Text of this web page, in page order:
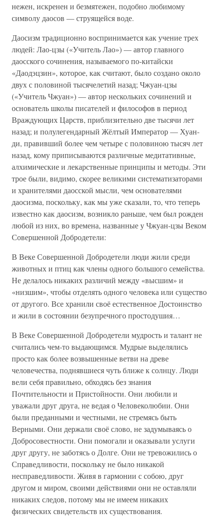
нежен, искренен и безмятежен, подобно любимому
символу даосов — струящейся воде.
Даосизм традиционно воспринимается как учение трех
людей: Лао-цзы («Учитель Лао») — автор главного
даосского сочинения, называемого по-китайски
«Даодэцзин», которое, как считают, было создано около
двух с половиной тысячелетий назад; Чжуан-цзы
(«Учитель Чжуан») — автор нескольких сочинений и
основатель школы писателей и философов в период
Враждующих Царств, приблизительно две тысячи лет
назад; и полулегендарный Жёлтый Император — Хуан-
ди, правивший более чем четыре с половиною тысяч лет
назад, кому приписываются различные медитативные,
алхимические и лекарственные принципы и методы. Эти
трое были, видимо, скорее великими систематизаторами
и хранителями даосской мысли, чем основателями
даосизма, поскольку, как мы уже сказали, то, что теперь
известно как даосизм, возникло раньше, чем был рожден
любой из них, во времена, названные у Чжуан-цзы Веком
Совершенной Добродетели:
В Веке Совершенной Добродетели люди жили среди
животных и птиц как члены одного большого семейства.
Не делалось никаких различий между «высшим» и
«низшим», чтобы отделять одного человека или существо
от другого. Все хранили своё естественное Достоинство
и жили в состоянии безупречного простодушия…
В Веке Совершенной Добродетели мудрость и талант не
считались чем-то выдающимся. Мудрые выделялись
просто как более возвышенные ветви на древе
человечества, поднявшиеся чуть ближе к солнцу. Люди
вели себя правильно, обходясь без знания
Почтительности и Пристойности. Они любили и
уважали друг друга, не ведая о Человеколюбии. Они
были преданными и честными, не стремясь быть
Верными. Они держали своё слово, не задумываясь о
Добросовестности. Они помогали и оказывали услуги
друг другу, не заботясь о Долге. Они не тревожились о
Справедливости, поскольку не было никакой
несправедливости. Живя в гармонии с собою, друг
другом и миром, своими действиями они не оставляли
никаких следов, потому мы не имеем никаких
физических свидетельств их существования.